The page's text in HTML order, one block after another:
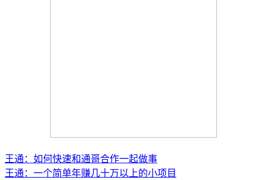
王通：如何快速和通哥合作一起做事
王通：一个简单年赚几十万以上的小项目